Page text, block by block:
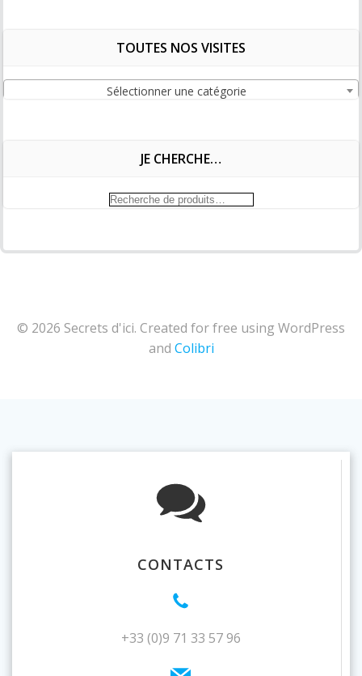
TOUTES NOS VISITES
Sélectionner une catégorie
JE CHERCHE…
Recherche
© 2026 Secrets d'ici. Created for free using WordPress
and Colibri
CONTACTS
+33 (0)9 71 33 57 96